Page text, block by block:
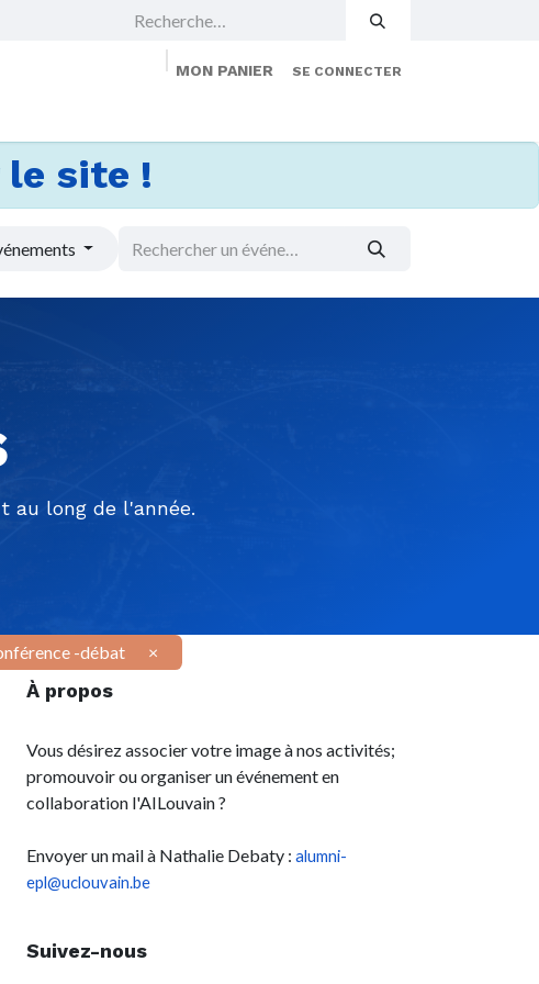
MON PANIER SE CONNECTER
site !
au long de l'année.
-débat ×
À propos
Vous désirez associer votre image à nos activités;
promouvoir ou organiser un événement en
collaboration l'AILouvain ?
Envoyer un mail à Nathalie Debaty : alumni-
epl@uclouvain.be
Suivez-nous